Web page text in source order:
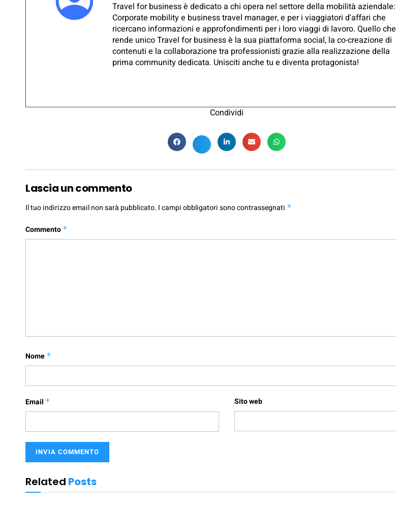
Travel for business è dedicato a chi opera nel settore della mobilità aziendale:
Corporate mobility e business travel manager, e per i viaggiatori d'affari che
ricercano informazioni e approfondimenti per i loro viaggi di lavoro. Quello che
rende unico Travel for business è la sua piattaforma social, la co-creazione di
contenuti e la collaborazione tra professionisti grazie alla realizzazione della
prima community dedicata. Unisciti anche tu e diventa protagonista!
Condividi
Lascia un commento
Il tuo indirizzo email non sarà pubblicato. I campi obbligatori sono contrassegnati *
Commento *
Nome *
Email * Sito web
Related Posts